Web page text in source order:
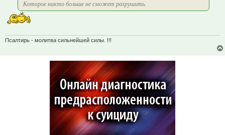
Которое никто больше не сможет разрушить.
Псалтирь - молитва сильнейшей силы. !!!